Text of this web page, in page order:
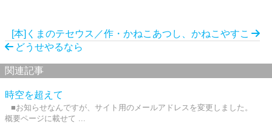
[本]くまのテセウス／作・かねこあつし、かねこやすこ
どうせやるなら
関連記事
時空を超えて
■お知らせなんですが、サイト用のメールアドレスを変更しました。
概要ページに載せて ...